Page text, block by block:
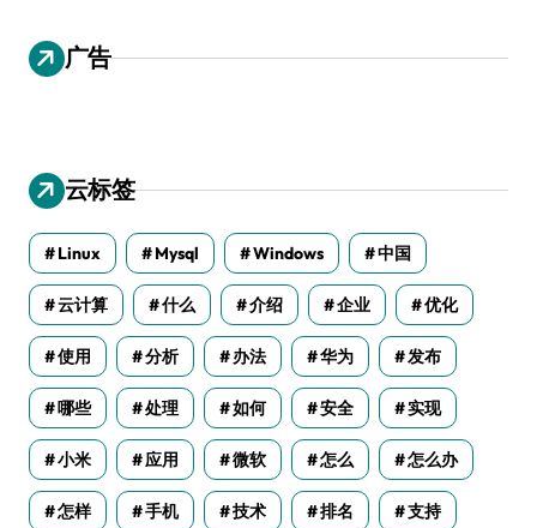
广告
云标签
Linux Mysql Windows 中国
云计算 什么 介绍 企业 优化
使用 分析 办法 华为 发布
哪些 处理 如何 安全 实现
小米 应用 微软 怎么 怎么办
怎样 手机 技术 排名 支持